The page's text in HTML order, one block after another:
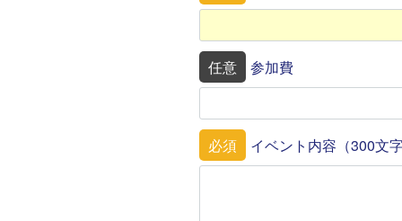
任意 参加費
必須 イベント内容（300文字